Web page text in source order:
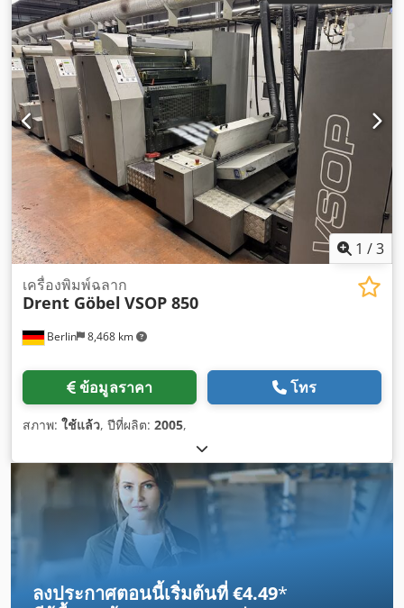
1 /3
Berlin 8,468 km
เครื่องพิมพ์ฉลาก
Drent Göbel VSOP 850
ข้อมูลราคา โทร
สภาพ: ใช้แล้ว, ปีที่ผลิต: 2005,
ลงประกาศตอนนี้เริ่มต้นที่ €4.49*